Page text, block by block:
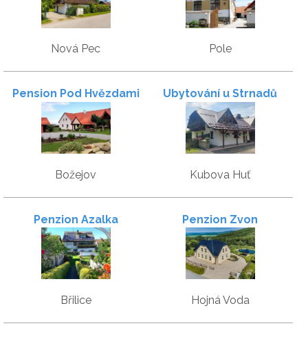
Nová Pec Pole
Pension Pod Hvězdami
Božejov
Ubytování u Strnadů
Kubova Huť
Penzion Azalka
Břilice
Penzion Zvon
Hojná Voda